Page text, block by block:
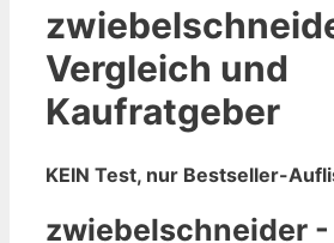
Vergleich und
Kaufratgeber
KEIN Test, nur Bestseller-
zwiebelschneider